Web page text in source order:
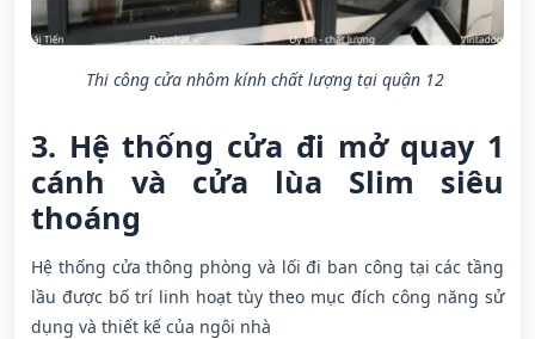
Thi công cửa nhôm kính chất lượng tại quận 12
3. Hệ thống cửa đi mở quay 1
cánh và cửa lùa Slim siêu
thoáng
Hệ thống cửa thông phòng và lối đi ban công tại các tầng
lầu được bố trí linh hoạt tùy theo mục đích công năng sử
dụng và thiết kế của ngôi nhà